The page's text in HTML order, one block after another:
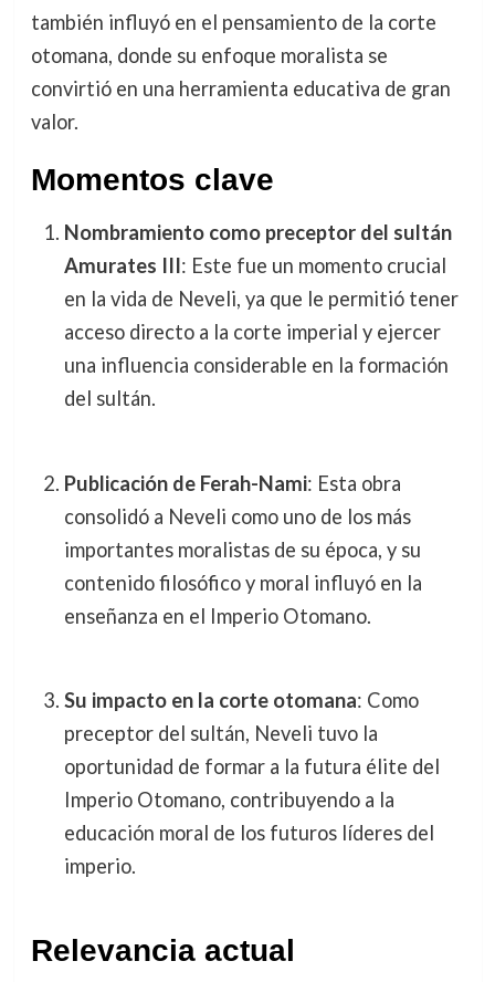
también influyó en el pensamiento de la corte
otomana, donde su enfoque moralista se
convirtió en una herramienta educativa de gran
valor.
Momentos clave
Nombramiento como preceptor del sultán
Amurates III: Este fue un momento crucial
en la vida de Neveli, ya que le permitió tener
acceso directo a la corte imperial y ejercer
una influencia considerable en la formación
del sultán.
Publicación de Ferah-Nami: Esta obra
consolidó a Neveli como uno de los más
importantes moralistas de su época, y su
contenido filosófico y moral influyó en la
enseñanza en el Imperio Otomano.
Su impacto en la corte otomana: Como
preceptor del sultán, Neveli tuvo la
oportunidad de formar a la futura élite del
Imperio Otomano, contribuyendo a la
educación moral de los futuros líderes del
imperio.
Relevancia actual